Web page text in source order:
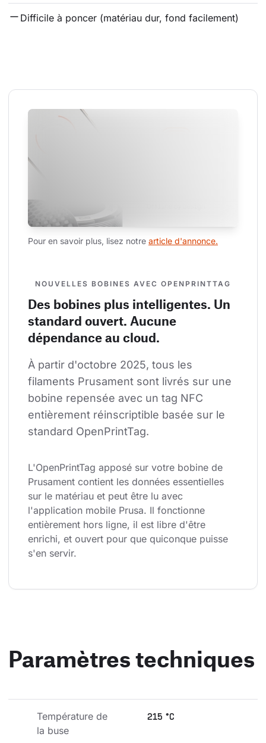
Difficile à poncer (matériau dur, fond facilement)
Pour en savoir plus, lisez notre article d'annonce.
NOUVELLES BOBINES AVEC OPENPRINTTAG
Des bobines plus intelligentes. Un
standard ouvert. Aucune
dépendance au cloud.
À partir d'octobre 2025, tous les
filaments Prusament sont livrés sur une
bobine repensée avec un tag NFC
entièrement réinscriptible basée sur le
standard OpenPrintTag.
L'OpenPrintTag apposé sur votre bobine de
Prusament contient les données essentielles
sur le matériau et peut être lu avec
l'application mobile Prusa. Il fonctionne
entièrement hors ligne, il est libre d'être
enrichi, et ouvert pour que quiconque puisse
s'en servir.
Paramètres techniques
Température de
la buse
215 °C